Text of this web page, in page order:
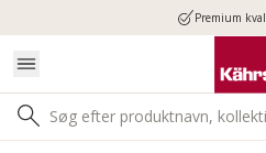
Premium